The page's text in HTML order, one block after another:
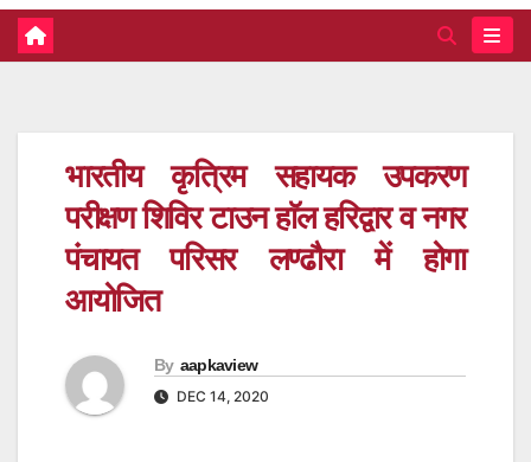
भारतीय कृत्रिम सहायक उपकरण
परीक्षण शिविर टाउन हाॅल हरिद्वार व नगर
पंचायत परिसर लण्ढौरा में होगा
आयोजित
By aapkaview
DEC 14, 2020